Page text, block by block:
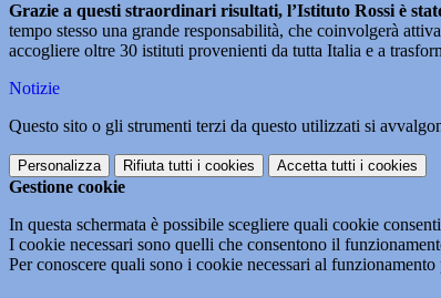
Grazie a questi straordinari risultati, l’Istituto Rossi è
tempo stesso una grande responsabilità, che coinvolgerà
accogliere oltre 30 istituti provenienti da tutta Italia e a
Notizie
Questo sito o gli strumenti terzi da questo utilizzati si
Personalizza Rifiuta tutti i cookies Accetta tutti i cookies
Gestione cookie
In questa schermata è possibile scegliere quali cookie
I cookie necessari sono quelli che consentono il
Per conoscere quali sono i cookie necessari al funzionamento